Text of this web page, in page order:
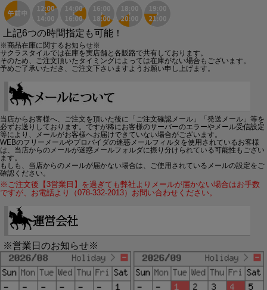
上記6つの時間指定も可能！
※商品在庫に関するお知らせ※
サクラスタイルでは在庫を実店舗と各販路で共有しております。
そのため、ご注文頂いたタイミングによっては在庫がない場合もございます。
予めご了承いただき、ご注文下さいますようお願い申し上げます。
当店からお客様へ、ご注文を頂いた後に「ご注文確認メール」「発送メール」等を
必ずお送りしております。ですが稀にお客様のサーバーのエラーやメール受信設定
等により、メールがお客様へお届けできていない場合がございます。
WEBのフリーメールやプロバイダの迷惑メールフィルタを使用されているお客様
は、当店からのメールが迷惑メールフォルダに振り分けられている可能性もござい
ます。
もしも、当店からのメールが届かない場合は、ご使用されているメールの設定をご
確認ください。
※ご注文後【3営業日】を過ぎても弊社よりメールが届かない場合はお手数
ですが、お電話より（078-332-2013）お問い合わせください。
※営業日のお知らせ※